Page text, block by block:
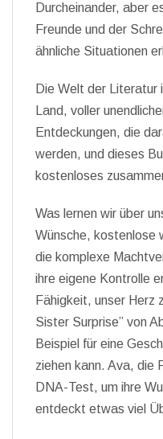
Durcheinander, aber
Freunde und der
ähnliche Situationen
Die Welt der Literatur
Land, voller
Entdeckungen, die
werden, und dieses
kostenloses
Was lernen wir über
Wünsche, kostenlose
die komplexe
ihre eigene Kontrolle
Fähigkeit, unser Herz
Sister Surprise” von
Beispiel für eine
ziehen kann. Ava, die
DNA-Test, um ihre
entdeckt etwas viel